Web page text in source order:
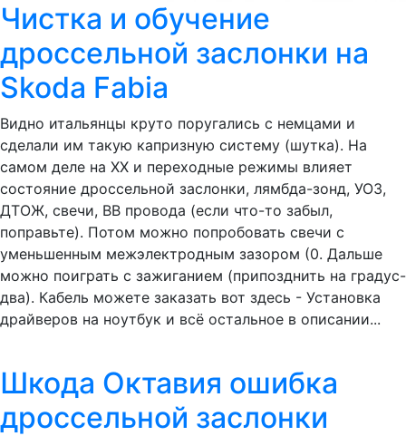
Чистка и обучение
дроссельной заслонки на
Skoda Fabia
Видно итальянцы круто поругались с немцами и
сделали им такую капризную систему (шутка). На
самом деле на ХХ и переходные режимы влияет
состояние дроссельной заслонки, лямбда-зонд, УОЗ,
ДТОЖ, свечи, ВВ провода (если что-то забыл,
поправьте). Потом можно попробовать свечи с
уменьшенным межэлектродным зазором (0. Дальше
можно поиграть с зажиганием (припозднить на градус-
два). Кабель можете заказать вот здесь - Установка
драйверов на ноутбук и всё остальное в описании...
Шкода Октавия ошибка
дроссельной заслонки